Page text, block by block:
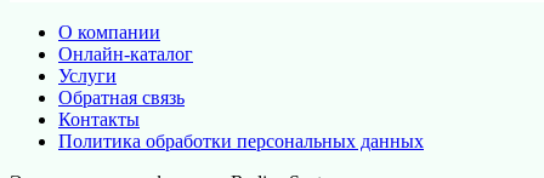
О компании
Онлайн-каталог
Услуги
Обратная связь
Контакты
Политика обработки персональных данных